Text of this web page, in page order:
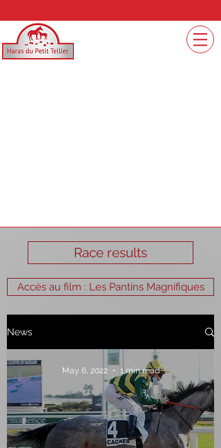
Race results
Accès au film : Les Pantins Magnifiques
News
May 6, 2022 1 min read